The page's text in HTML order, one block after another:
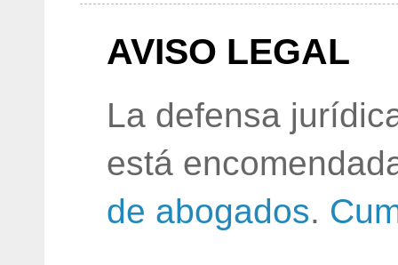
AVISO LEGAL
La defensa
está
de abogados.